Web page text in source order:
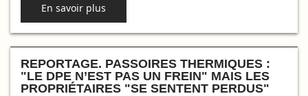
En savoir plus
REPORTAGE. PASSOIRES THERMIQUES :
"LE DPE N’EST PAS UN FREIN" MAIS LES
PROPRIÉTAIRES "SE SENTENT PERDUS"